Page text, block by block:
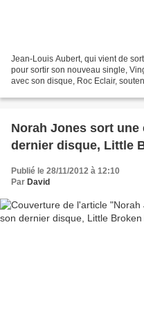
Jean-Louis Aubert, qui vient de
pour sortir son nouveau single,
avec son disque, Roc Eclair,
Norah Jones sort
dernier disque, Little
Publié le 28/11/2012 à 12:10
Par David